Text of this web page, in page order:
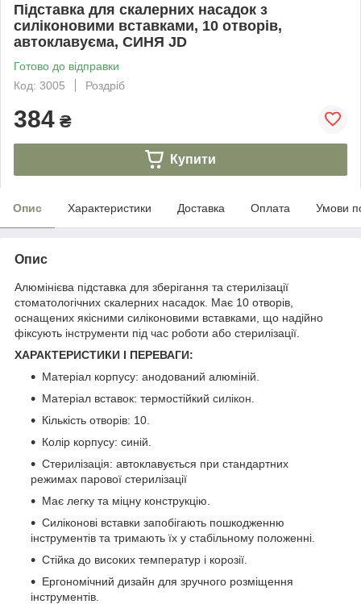
Підставка для скалерних насадок з
силіконовими вставками, 10 отворів,
автоклавуєма, СИНЯ JD
Готово до відправки
Код: 3005
Роздріб
384 ₴
Купити
Опис Характеристики Доставка Оплата Умови
Опис
Алюмінієва підставка для зберігання та стерилізації
стоматологічних скалерних насадок. Має 10 отворів,
оснащених якісними силіконовими вставками, що надійно
фіксують інструменти під час роботи або стерилізації.
ХАРАКТЕРИСТИКИ І ПЕРЕВАГИ:
Матеріал корпусу: анодований алюміній.
Матеріал вставок: термостійкий силікон
Кількість отворів: 10.
Колір корпусу: синій.
Стерилізація: автоклавується при стандартних
режимах парової стерилізації
Має легку та міцну конструкцію.
Силіконові вставки запобігають пошкодженню
інструментів та тримають їх у стабільному положенні.
Стійка до високих температур і корозії.
Ергономічний дизайн для зручного розміщення
інструментів.